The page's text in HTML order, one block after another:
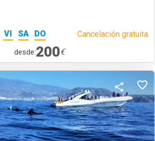
VI SA DO Cancelación gratuita.
desde:200€